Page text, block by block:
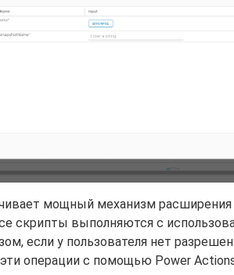
мощный механизм
скрипты выполняются с
если у пользователя нет
операции с помощью Power